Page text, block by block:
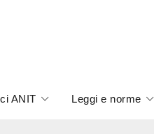
ANIT Leggi e norme